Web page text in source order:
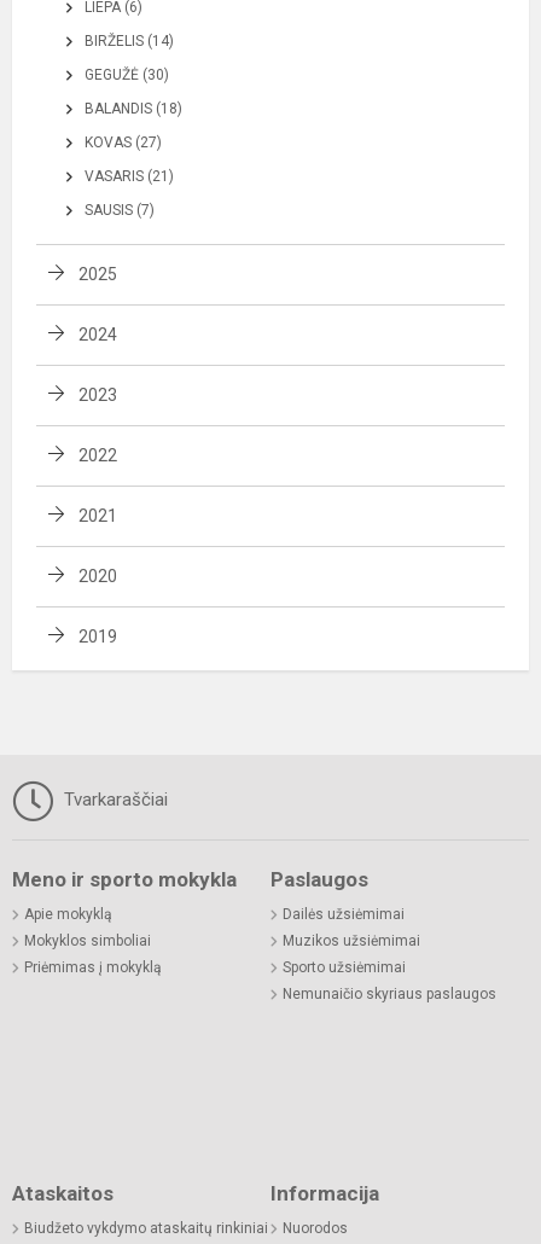
LIEPA (6)
BIRŽELIS (14)
GEGUŽĖ (30)
BALANDIS (18)
KOVAS (27)
VASARIS (21)
SAUSIS (7)
2025
2024
2023
2022
2021
2020
2019
Tvarkaraščiai
Meno ir sporto mokykla
Apie mokyklą
Mokyklos simboliai
Priėmimas į mokyklą
Paslaugos
Dailės užsiėmimai
Muzikos užsiėmimai
Sporto užsiėmimai
Nemunaičio skyriaus paslaugos
Ataskaitos
Biudžeto vykdymo ataskaitų rinkiniai
Informacija
Nuorodos